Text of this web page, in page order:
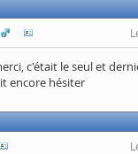
c'était le seul et
encore hésiter